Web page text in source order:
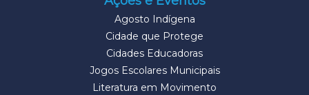
Agosto Indígena
Cidade que Protege
Cidades Educadoras
Jogos Escolares Municipais
Literatura em Movimento